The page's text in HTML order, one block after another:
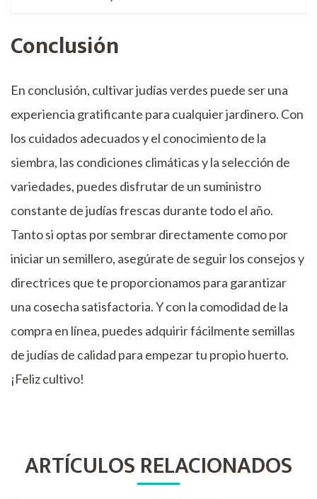
Conclusión
En conclusión, cultivar judías verdes puede ser una
experiencia gratificante para cualquier jardinero. Con
los cuidados adecuados y el conocimiento de la
siembra, las condiciones climáticas y la selección de
variedades, puedes disfrutar de un suministro
constante de judías frescas durante todo el año.
Tanto si optas por sembrar directamente como por
iniciar un semillero, asegúrate de seguir los consejos y
directrices que te proporcionamos para garantizar
una cosecha satisfactoria. Y con la comodidad de la
compra en línea, puedes adquirir fácilmente semillas
de judías de calidad para empezar tu propio huerto.
¡Feliz cultivo!
ARTÍCULOS RELACIONADOS